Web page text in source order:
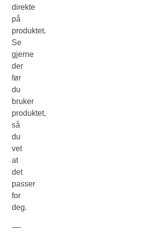
direkte
på
produktet.
Se
gjerne
der
før
du
bruker
produktet,
så
du
vet
at
det
passer
for
deg.